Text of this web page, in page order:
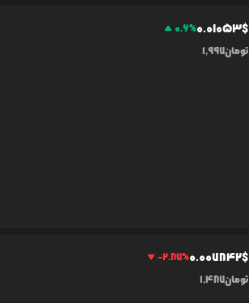
0.6%0.01053$
1,997تومان
-2.87%0.007842$
1,487تومان